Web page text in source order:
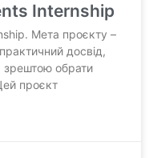
Internship
Мета проєкту –
досвід,
зрештою обрати
проєкт